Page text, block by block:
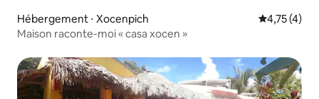
Hébergement ⋅ Xocenpich Évaluation
4,75 (4)
Maison raconte-moi « casa xocen »